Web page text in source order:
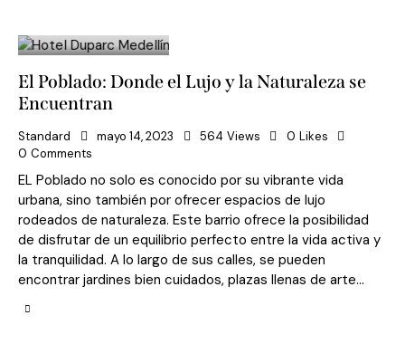
El Poblado: Donde el Lujo y la Naturaleza se
Encuentran
Standard mayo 14, 2023 564 Views 0 Likes
0 Comments
EL Poblado no solo es conocido por su vibrante vida
urbana, sino también por ofrecer espacios de lujo
rodeados de naturaleza. Este barrio ofrece la posibilidad
de disfrutar de un equilibrio perfecto entre la vida activa y
la tranquilidad. A lo largo de sus calles, se pueden
encontrar jardines bien cuidados, plazas llenas de arte…